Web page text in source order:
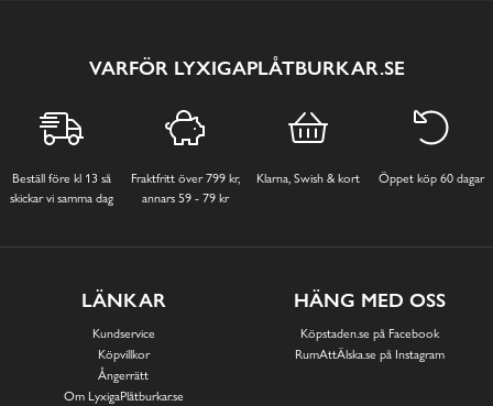
VARFÖR LYXIGAPLÅTBURKAR.SE
Beställ före kl 13 så
skickar vi samma dag
Fraktfritt över 799 kr,
annars 59 - 79 kr
Klarna, Swish & kort Öppet köp 60 dagar
LÄNKAR
Kundservice
Köpvillkor
Ångerrätt
Om LyxigaPlåtburkar.se
HÄNG MED OSS
Köpstaden.se på Facebook
RumAttÄlska.se på Instagram